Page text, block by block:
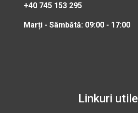
+40 745 153 295
Marți - Sâmbătă: 09:00 - 17:00
Linkuri utile